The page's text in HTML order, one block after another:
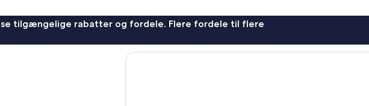
Speedboat
from
Po,
tilgængelige rabatter og fordele. Flere fordele til flere